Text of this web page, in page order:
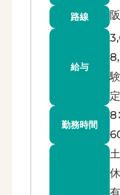
路線
給与
定
勤務時間
8